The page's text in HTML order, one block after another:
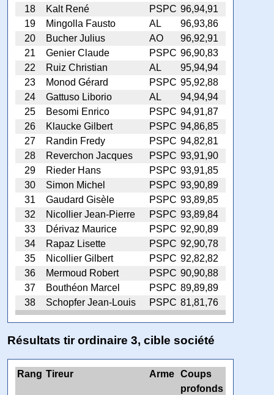
18
Kalt René PSPC 96,94,91
19
Mingolla Fausto AL
96,93,86
20
Bucher Julius AO
96,92,91
21
Genier Claude PSPC 96,90,83
22
Ruiz Christian AL
95,94,94
23
Monod Gérard PSPC 95,92,88
24
Gattuso Liborio AL
94,94,94
25
Besomi Enrico PSPC 94,91,87
26
Klaucke Gilbert PSPC 94,86,85
27
Randin Fredy PSPC 94,82,81
28
Reverchon Jacques PSPC 93,91,90
29
Rieder Hans PSPC 93,91,85
30
Simon Michel PSPC 93,90,89
31
Gaudard Gisèle PSPC 93,89,85
32
Nicollier Jean-Pierre PSPC 93,89,84
33
Dérivaz Maurice PSPC 92,90,89
34
Rapaz Lisette PSPC 92,90,78
35
Nicollier Gilbert PSPC 92,82,82
36
Mermoud Robert PSPC 90,90,88
37
Bouthéon Marcel PSPC 89,89,89
38
Schopfer Jean-Louis PSPC 81,81,76
Résultats tir ordinaire 3, cible société
Rang Tireur Arme Coups
profonds